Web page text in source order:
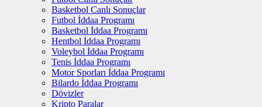
Basketbol Canlı Sonuçlar
Futbol İddaa Programı
Basketbol İddaa Programı
Hentbol İddaa Programı
Voleybol İddaa Programı
Tenis İddaa Programı
Motor Sporları İddaa Programı
Bilardo İddaa Programı
Dövizler
Kripto Paralar